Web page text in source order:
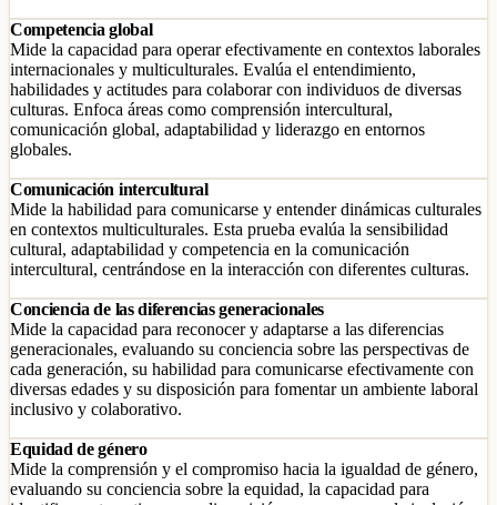
Competencia global
Mide la capacidad para operar efectivamente en contextos laborales
internacionales y multiculturales. Evalúa el entendimiento,
habilidades y actitudes para colaborar con individuos de diversas
culturas. Enfoca áreas como comprensión intercultural,
comunicación global, adaptabilidad y liderazgo en entornos
globales.
Comunicación intercultural
Mide la habilidad para comunicarse y entender dinámicas culturales
en contextos multiculturales. Esta prueba evalúa la sensibilidad
cultural, adaptabilidad y competencia en la comunicación
intercultural, centrándose en la interacción con diferentes culturas.
Conciencia de las diferencias generacionales
Mide la capacidad para reconocer y adaptarse a las diferencias
generacionales, evaluando su conciencia sobre las perspectivas de
cada generación, su habilidad para comunicarse efectivamente con
diversas edades y su disposición para fomentar un ambiente laboral
inclusivo y colaborativo.
Equidad de género
Mide la comprensión y el compromiso hacia la igualdad de género,
evaluando su conciencia sobre la equidad, la capacidad para